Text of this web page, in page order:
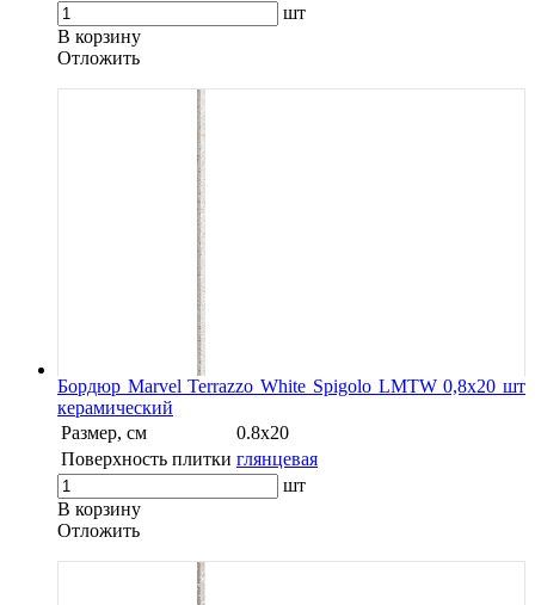
шт
В корзину
Oтложить
Бордюр Marvel Terrazzo White Spigolo LMTW 0,8x20 шт
керамический
Размер, см
0.8x20
Поверхность плитки глянцевая
шт
В корзину
Oтложить